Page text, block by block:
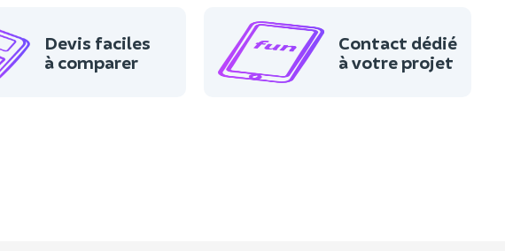
Devis faciles
à comparer
Contact dédié
à votre projet